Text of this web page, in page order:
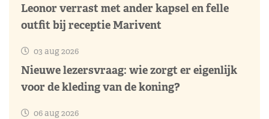
Leonor verrast met ander kapsel en felle
outfit bij receptie Marivent
03 aug 2026
Nieuwe lezersvraag: wie zorgt er eigenlijk
voor de kleding van de koning?
06 aug 2026